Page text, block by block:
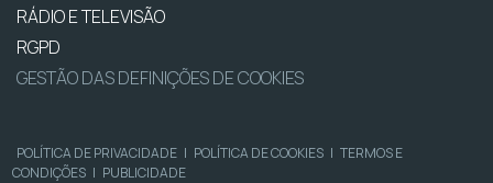
RÁDIO E TELEVISÃO
RGPD
GESTÃO DAS DEFINIÇÕES DE COOKIES
POLÍTICA DE PRIVACIDADE | POLÍTICA DE COOKIES | TERMOS E
CONDIÇÕES | PUBLICIDADE